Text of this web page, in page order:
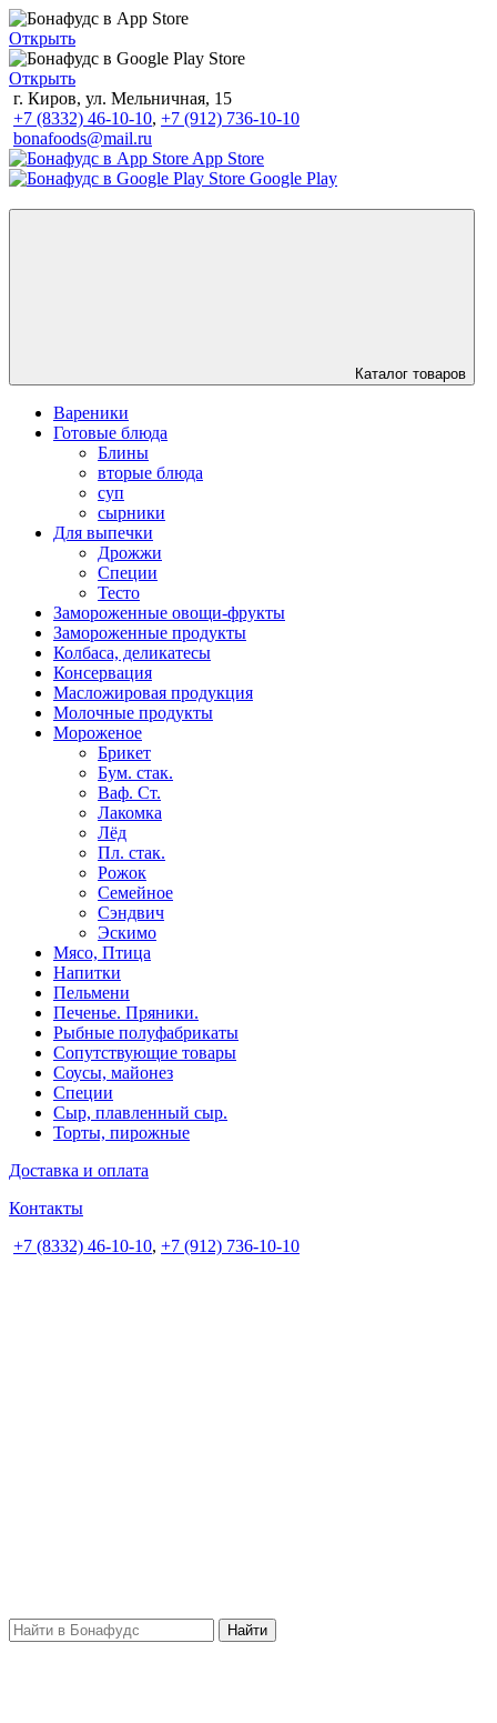
Открыть
Открыть
г. Киров, ул. Мельничная, 15
+7 (8332) 46-10-10, +7 (912) 736-10-10
bonafoods@mail.ru
App Store
Google Play
Каталог товаров
Вареники
Готовые блюда
Блины
вторые блюда
суп
сырники
Для выпечки
Дрожжи
Специи
Тесто
Замороженные овощи-фрукты
Замороженные продукты
Колбаса, деликатесы
Консервация
Масложировая продукция
Молочные продукты
Мороженое
Брикет
Бум. стак.
Ваф. Ст.
Лакомка
Лёд
Пл. стак.
Рожок
Семейное
Сэндвич
Эскимо
Мясо, Птица
Напитки
Пельмени
Печенье. Пряники.
Рыбные полуфабрикаты
Сопутствующие товары
Соусы, майонез
Специи
Сыр, плавленный сыр.
Торты, пирожные
Доставка и оплата
Контакты
+7 (8332) 46-10-10, +7 (912) 736-10-10
Найти